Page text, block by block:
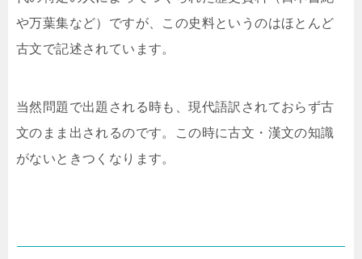
や万葉集など）ですが、この史料というのはほとんど
古文で記述されています。
当然問題で出題される時も、現代語訳されておらず古
文のまま出されるのです。この時に古文・漢文の知識
がないときつくなります。